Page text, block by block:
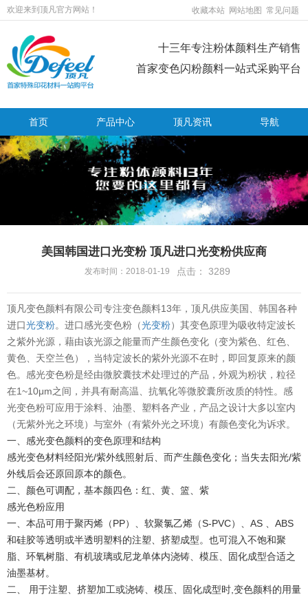
欢迎来到顶凡官方网站！ 收藏本站 网站地图 常见问题
十三年专注粉体颜料生产销售
首家变色闪粉颜料一站式采购平台
首页 产品中心 顶凡资讯 导航
美国韩国进口光变粉 顶凡进口光变粉供应商
发布时间：2018-01-19 点击： 3289
顶凡变色颜料有限公司专注变色颜料13年，顶凡供应美国、韩国各种
进口光变粉。进口感光变色粉（光变粉）其变色原理为吸收特定波长
之紫外光源，藉由该光源之能量而产生颜色变化（变为紫色、红色、
黄色、天空兰色），当特定波长的紫外光源不在时，即回复原来的颜
色。感光变色粉是经由微胶囊技术处理过的产品，外观为粉状，粒径
在1~10μm之间，并具有耐高温、抗氧化等微胶囊所改质的特性。感
光变色粉可应用于涂料、油墨、塑料各产业，产品之设计大多以室内
（无紫外光之环境）与室外（有紫外光之环境）有颜色变化为诉求。
一、感光变色颜料的变色原理和结构
感光变色材料经阳光/紫外线照射后、而产生颜色变化；当失去阳光/紫
外线后会还原回原本的颜色。
二、颜色可调配，基本颜四色：红、黄、篮、紫
感光色粉应用
一、本品可用于聚丙烯（PP）、软聚氯乙烯（S-PVC）、AS 、ABS
和硅胶等透明或半透明塑料的注塑、挤塑成型。也可混入不饱和聚
脂、环氧树脂、有机玻璃或尼龙单体内浇铸、模压、固化成型合适之
油墨基材。
二、 用于注塑、挤塑加工或浇铸、模压、固化成型时,变色颜料的用量